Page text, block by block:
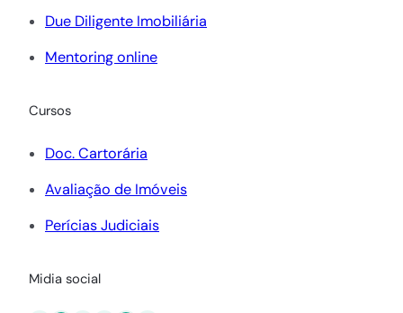
Due Diligente Imobiliária
Mentoring online
Cursos
Doc. Cartorária
Avaliação de Imóveis
Perícias Judiciais
Midia social